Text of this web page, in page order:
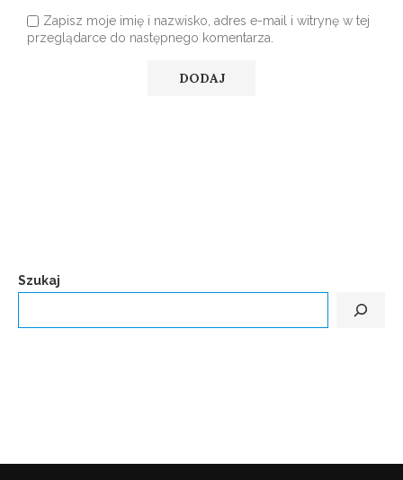
Zapisz moje imię i nazwisko, adres e-mail i witrynę w tej
przeglądarce do następnego komentarza.
Szukaj